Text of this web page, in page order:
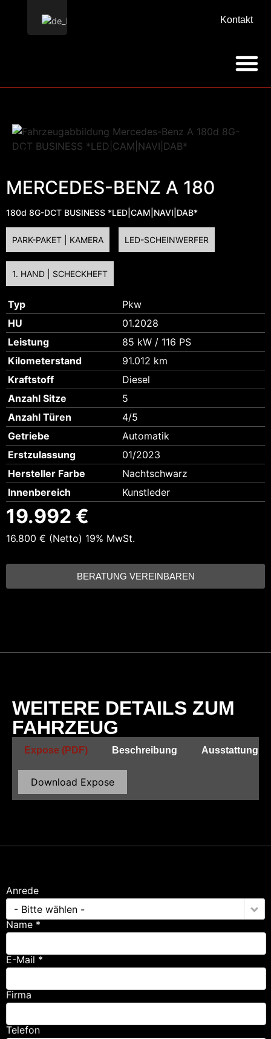
Kontakt
MERCEDES-BENZ A 180
180d 8G-DCT BUSINESS *LED|CAM|NAVI|DAB*
PARK-PAKET | KAMERA LED-SCHEINWERFER
1. HAND | SCHECKHEFT
Typ
Pkw
HU
01.2028
Leistung
85 kW / 116 PS
Kilometerstand
91.012 km
Kraftstoff
Diesel
Anzahl Sitze
5
Anzahl Türen
4/5
Getriebe
Automatik
Erstzulassung
01/2023
Hersteller Farbe
Nachtschwarz
Innenbereich
Kunstleder
19.992 €
16.800 € (Netto) 19% MwSt.
BERATUNG VEREINBAREN
WEITERE DETAILS ZUM
FAHRZEUG
Expose (PDF) Beschreibung Ausstattung
Download Expose
Anrede
- Bitte wählen -
Name *
E-Mail *
Firma
Telefon